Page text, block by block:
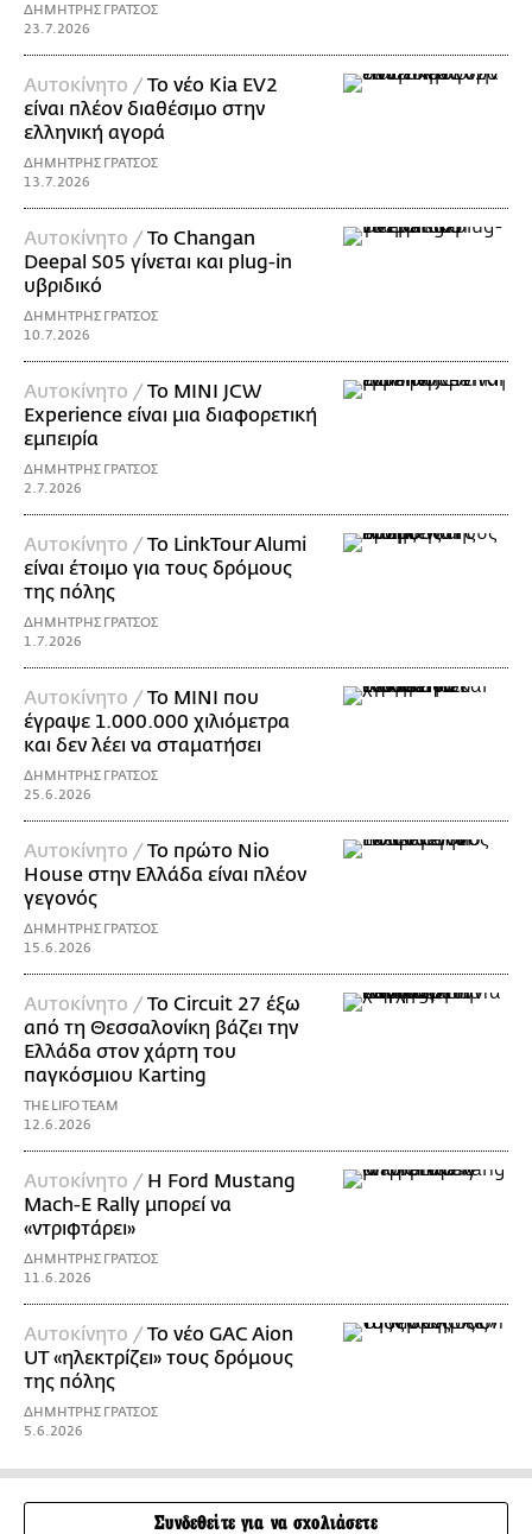
ΔΗΜΗΤΡΗΣ ΓΡΑΤΣΟΣ
23.7.2026
Αυτοκίνητο /Το νέο Kia EV2
είναι πλέον διαθέσιμο στην
ελληνική αγορά
ΔΗΜΗΤΡΗΣ ΓΡΑΤΣΟΣ
13.7.2026
Αυτοκίνητο /Το Changan
Deepal S05 γίνεται και plug-in
υβριδικό
ΔΗΜΗΤΡΗΣ ΓΡΑΤΣΟΣ
10.7.2026
Αυτοκίνητο /Το MINI JCW
Experience είναι μια διαφορετική
εμπειρία
ΔΗΜΗΤΡΗΣ ΓΡΑΤΣΟΣ
2.7.2026
Αυτοκίνητο /Το LinkTour Alumi
είναι έτοιμο για τους δρόμους
της πόλης
ΔΗΜΗΤΡΗΣ ΓΡΑΤΣΟΣ
1.7.2026
Αυτοκίνητο /Το MINI που
έγραψε 1.000.000 χιλιόμετρα
και δεν λέει να σταματήσει
ΔΗΜΗΤΡΗΣ ΓΡΑΤΣΟΣ
25.6.2026
Αυτοκίνητο /Το πρώτο Nio
House στην Ελλάδα είναι πλέον
γεγονός
ΔΗΜΗΤΡΗΣ ΓΡΑΤΣΟΣ
15.6.2026
Αυτοκίνητο /Το Circuit 27 έξω
από τη Θεσσαλονίκη βάζει την
Ελλάδα στον χάρτη του
παγκόσμιου Karting
THE LIFO TEAM
12.6.2026
Αυτοκίνητο / Η Ford Mustang
Mach-E Rally μπορεί να
«ντριφτάρει»
ΔΗΜΗΤΡΗΣ ΓΡΑΤΣΟΣ
11.6.2026
Αυτοκίνητο /Το νέο GAC Aion
UT «ηλεκτρίζει» τους δρόμους
της πόλης
ΔΗΜΗΤΡΗΣ ΓΡΑΤΣΟΣ
5.6.2026
Συνδεθείτε για να σχολιάσετε